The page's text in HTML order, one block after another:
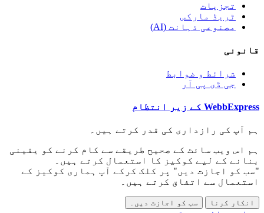
تجزیات
ٹریڈ مارکس
مصنوعی ذہانت (AI)
قانونی
شرائط و ضوابط
جی ڈی پی آر
WebbExpress کے زیر انتظام
ہم آپ کی رازداری کی قدر کرتے ہیں۔
ہم اس ویب سائٹ کے صحیح طریقے سے کام کرنے کو یقینی
بنانے کے لیے کوکیز کا استعمال کرتے ہیں۔
"سب کو اجازت دیں" پر کلک کرکے آپ ہماری کوکیز کے
استعمال سے اتفاق کرتے ہیں۔
انکار کرنا سب کو اجازت دیں۔